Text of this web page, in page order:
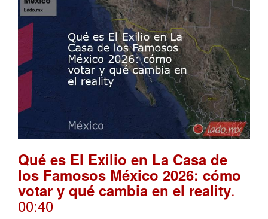
Qué es El Exilio en La Casa de
los Famosos México 2026: cómo
votar y qué cambia en el reality.
00:40